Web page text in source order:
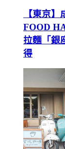
【東京
FOOD
拉麵「銀
得